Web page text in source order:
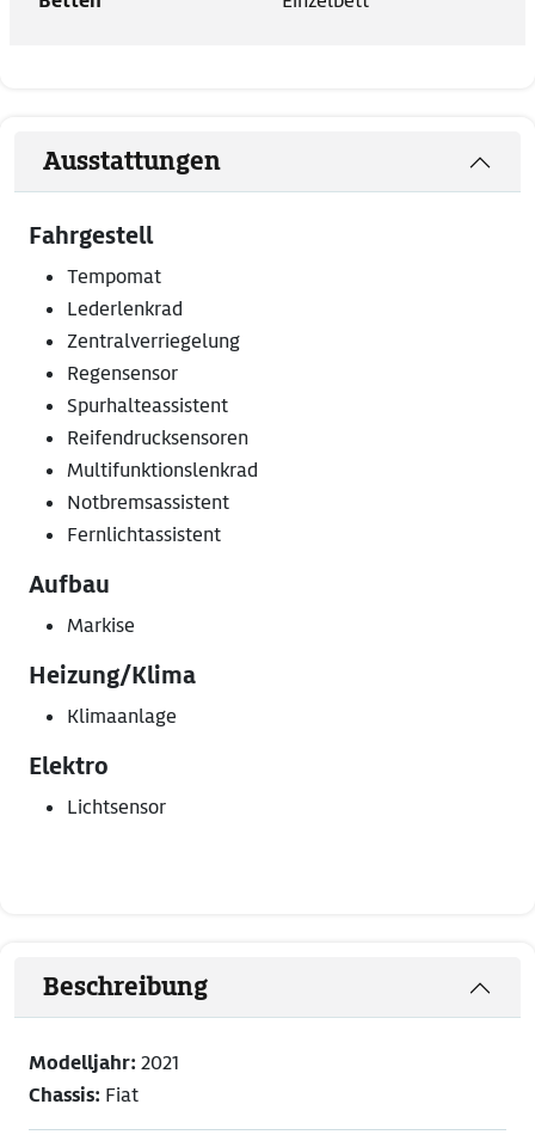
Ausstattungen
Fahrgestell
Tempomat
Lederlenkrad
Zentralverriegelung
Regensensor
Spurhalteassistent
Reifendrucksensoren
Multifunktionslenkrad
Notbremsassistent
Fernlichtassistent
Aufbau
Markise
Heizung/Klima
Klimaanlage
Elektro
Lichtsensor
Beschreibung
Modelljahr: 2021
Chassis: Fiat